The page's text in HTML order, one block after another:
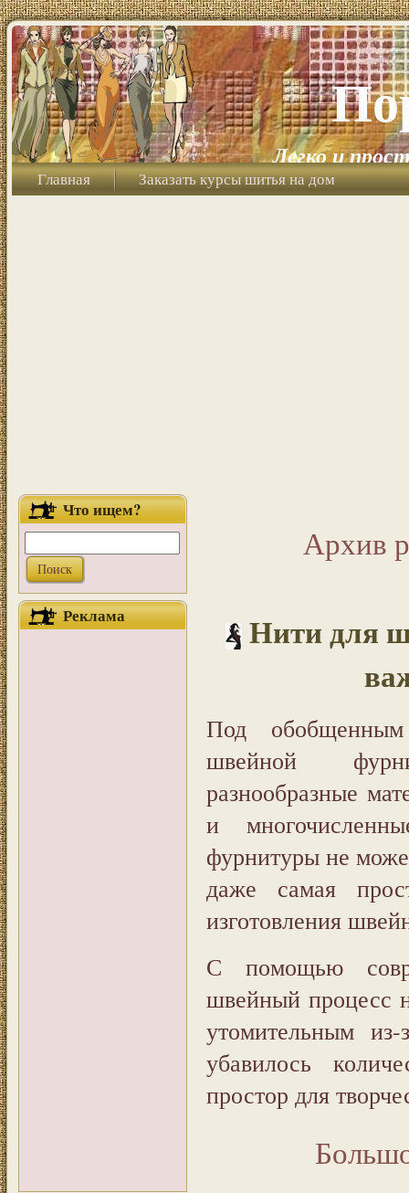
Легко и
Главная Заказать курсы шитья на дом
Что ищем?
Реклама
Архив
Нити для
Под обобщенным
швейной
разнообразные
и
фурнитуры не
даже самая
изготовления
С помощью
швейный процесс
утомительным
убавилось
простор для